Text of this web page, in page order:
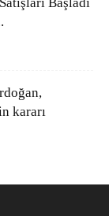
kararı